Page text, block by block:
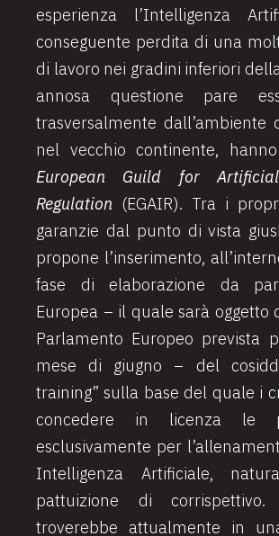
esperienza l’Intelligenza
conseguente perdita di una
di lavoro nei gradini inferiori
annosa questione pare
trasversalmente dall’ambiente
nel vecchio continente,
European Guild for
Regulation (EGAIR). Tra i
garanzie dal punto di vista
propone l’inserimento,
fase di elaborazione da
Europea – il quale sarà oggetto
Parlamento Europeo prevista
mese di giugno – del
training” sulla base del quale i
concedere in licenza le
esclusivamente per
Intelligenza Artificiale,
pattuizione di
troverebbe attualmente in